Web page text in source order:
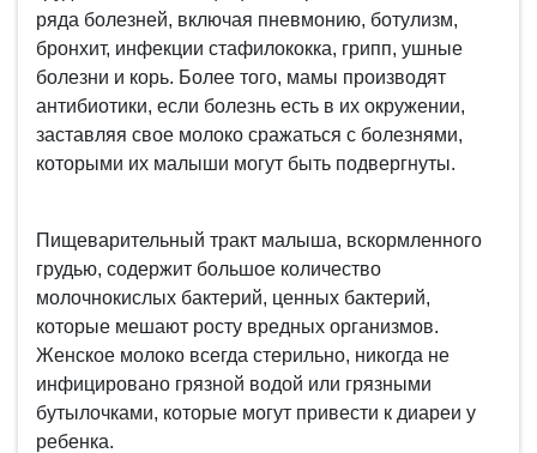
ряда болезней, включая пневмонию, ботулизм,
бронхит, инфекции стафилококка, грипп, ушные
болезни и корь. Более того, мамы производят
антибиотики, если болезнь есть в их окружении,
заставляя свое молоко сражаться с болезнями,
которыми их малыши могут быть подвергнуты.
Пищеварительный тракт малыша, вскормленного
грудью, содержит большое количество
молочнокислых бактерий, ценных бактерий,
которые мешают росту вредных организмов.
Женское молоко всегда стерильно, никогда не
инфицировано грязной водой или грязными
бутылочками, которые могут привести к диареи у
ребенка.